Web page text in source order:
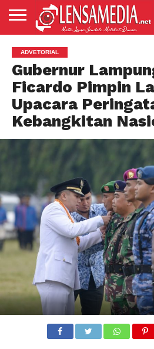
PENDIDIKAN
ENTERTAIMENT
POLITIK
PRISTIWA
SPORT
DAERAH
NASIONAL
ADVETORIAL
ADVETORIAL
Gubernur
Ficardo Pimpin
Upacara
Kebangkitan